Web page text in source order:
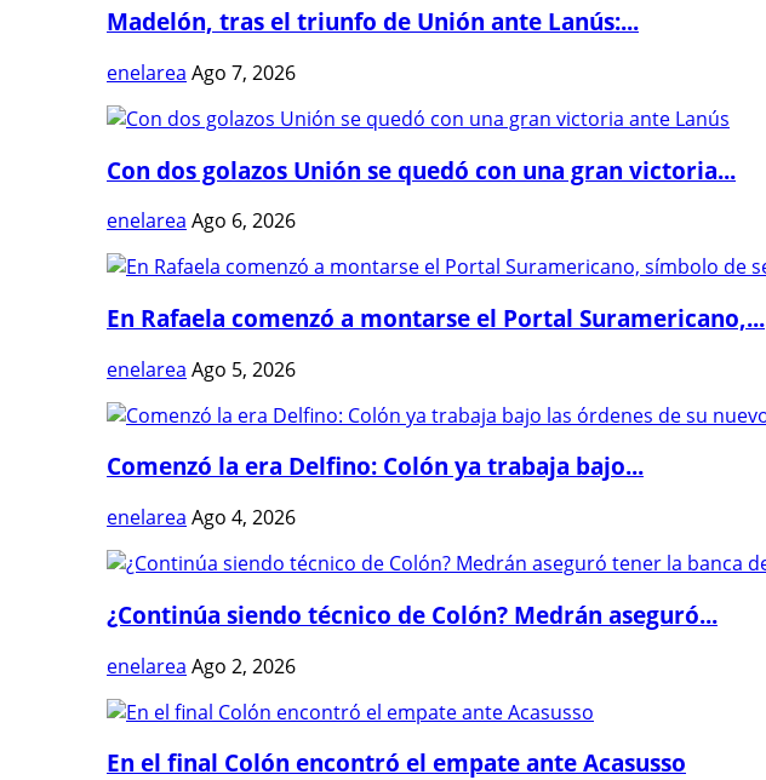
Madelón, tras el triunfo de Unión ante Lanús:...
enelarea Ago 7, 2026
Con dos golazos Unión se quedó con una gran victoria...
enelarea Ago 6, 2026
En Rafaela comenzó a montarse el Portal Suramericano,...
enelarea Ago 5, 2026
Comenzó la era Delfino: Colón ya trabaja bajo...
enelarea Ago 4, 2026
¿Continúa siendo técnico de Colón? Medrán aseguró...
enelarea Ago 2, 2026
En el final Colón encontró el empate ante Acasusso